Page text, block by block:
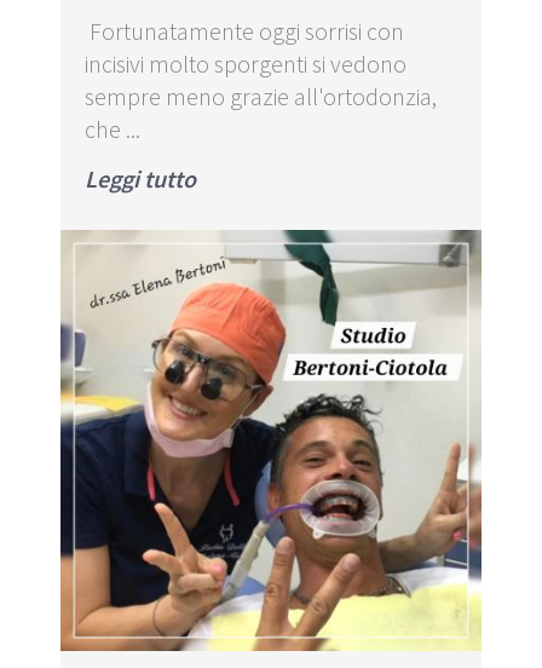
Fortunatamente oggi sorrisi con
incisivi molto sporgenti si vedono
sempre meno grazie all'ortodonzia,
che ...
Leggi tutto